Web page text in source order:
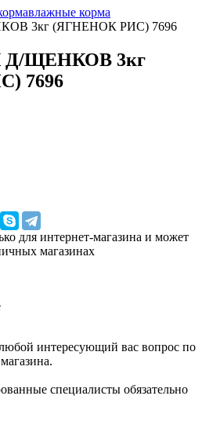
влажные корма
3кг (ЯГНЕНОК РИС) 7696
Д/ЩЕНКОВ 3кг
7696
для интернет-магазина и может
магазинах
интересующий вас вопрос по
специалисты обязательно